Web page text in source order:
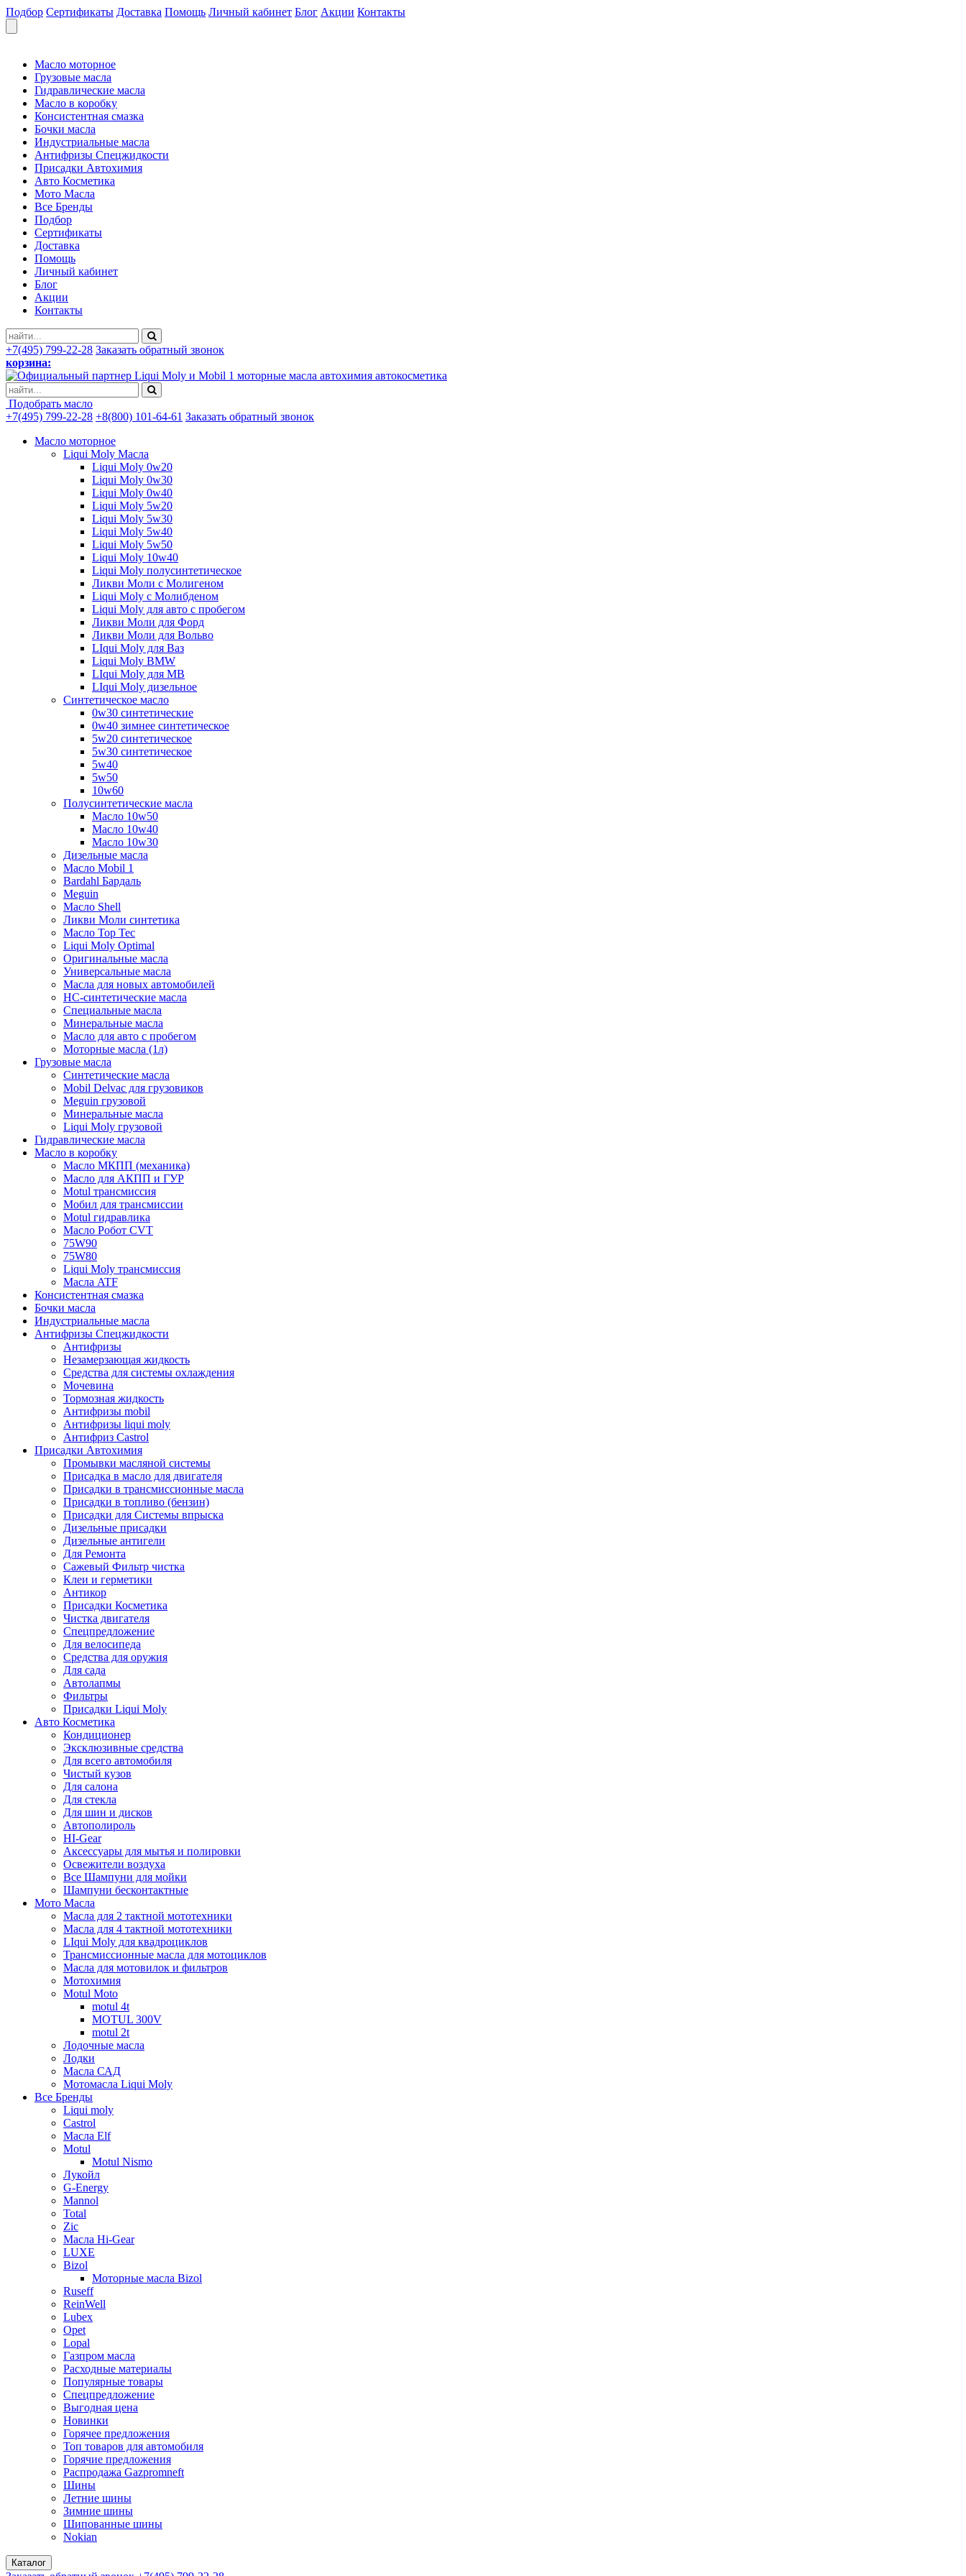
Подбор Сертификаты Доставка Помощь Личный кабинет Блог Акции Контакты
Масло моторное
Грузовые масла
Гидравлические масла
Масло в коробку
Консистентная смазка
Бочки масла
Индустриальные масла
Антифризы Спецжидкости
Присадки Автохимия
Авто Косметика
Мото Масла
Все Бренды
Подбор
Сертификаты
Доставка
Помощь
Личный кабинет
Блог
Акции
Контакты
+7(495) 799-22-28 Заказать обратный звонок
корзина:
моторные масла автохимия автокосметика
Подобрать масло
+7(495) 799-22-28 +8(800) 101-64-61 Заказать обратный звонок
Масло моторное
Liqui Moly Масла
Liqui Moly 0w20
Liqui Moly 0w30
Liqui Moly 0w40
Liqui Moly 5w20
Liqui Moly 5w30
Liqui Moly 5w40
Liqui Moly 5w50
Liqui Moly 10w40
Liqui Moly полусинтетическое
Ликви Моли с Молигеном
Liqui Moly с Молибденом
Liqui Moly для авто с пробегом
Ликви Моли для Форд
Ликви Моли для Вольво
LIqui Moly для Ваз
Liqui Moly BMW
LIqui Moly для MB
LIqui Moly дизельное
Синтетическое масло
0w30 синтетические
0w40 зимнее синтетическое
5w20 синтетическое
5w30 синтетическое
5w40
5w50
10w60
Полусинтетические масла
Масло 10w50
Масло 10w40
Масло 10w30
Дизельные масла
Масло Mobil 1
Bardahl Бардаль
Meguin
Масло Shell
Ликви Моли синтетика
Масло Top Tec
Liqui Moly Optimal
Оригинальные масла
Универсальные масла
Масла для новых автомобилей
HC-синтетические масла
Специальные масла
Минеральные масла
Масло для авто с пробегом
Моторные масла (1л)
Грузовые масла
Синтетические масла
Mobil Delvac для грузовиков
Meguin грузовой
Минеральные масла
Liqui Moly грузовой
Гидравлические масла
Масло в коробку
Масло МКПП (механика)
Масло для АКПП и ГУР
Motul трансмиссия
Мобил для трансмиссии
Motul гидравлика
Масло Робот CVT
75W90
75W80
Liqui Moly трансмиссия
Масла ATF
Консистентная смазка
Бочки масла
Индустриальные масла
Антифризы Спецжидкости
Антифризы
Незамерзающая жидкость
Средства для системы охлаждения
Мочевина
Тормозная жидкость
Антифризы mobil
Антифризы liqui moly
Антифриз Castrol
Присадки Автохимия
Промывки масляной системы
Присадка в масло для двигателя
Присадки в трансмиссионные масла
Присадки в топливо (бензин)
Присадки для Системы впрыска
Дизельные присадки
Дизельные антигели
Для Ремонта
Сажевый Фильтр чистка
Клеи и герметики
Антикор
Присадки Косметика
Чистка двигателя
Спецпредложение
Для велосипеда
Средства для оружия
Для сада
Автолапмы
Фильтры
Присадки Liqui Moly
Авто Косметика
Кондиционер
Эксклюзивные средства
Для всего автомобиля
Чистый кузов
Для салона
Для стекла
Для шин и дисков
Автополироль
HI-Gear
Аксессуары для мытья и полировки
Освежители воздуха
Все Шампуни для мойки
Шампуни бесконтактные
Мото Масла
Масла для 2 тактной мототехники
Масла для 4 тактной мототехники
LIqui Moly для квадроциклов
Трансмиссионные масла для мотоциклов
Масла для мотовилок и фильтров
Мотохимия
Motul Moto
motul 4t
MOTUL 300V
motul 2t
Лодочные масла
Лодки
Масла САД
Мотомасла Liqui Moly
Все Бренды
Liqui moly
Castrol
Масла Elf
Motul
Motul Nismo
Лукойл
G-Energy
Mannol
Total
Zic
Масла Hi-Gear
LUXE
Bizol
Моторные масла Bizol
Ruseff
ReinWell
Lubex
Opet
Lopal
Газпром масла
Расходные материалы
Популярные товары
Спецпредложение
Выгодная цена
Новинки
Горячее предложения
Топ товаров для автомобиля
Горячие предложения
Распродажа Gazpromneft
Шины
Летние шины
Зимние шины
Шипованные шины
Nokian
Каталог